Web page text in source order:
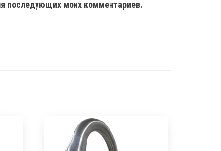
последующих моих комментариев.